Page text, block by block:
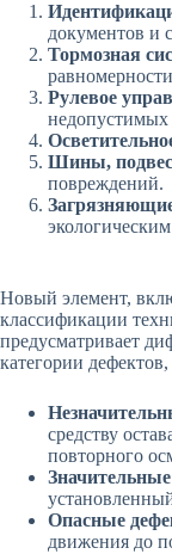
документов и
Тормозная
Рулевое
Шины,
повреждений.
Новый элемент,
классификации
предусматривает
категории
средству
повторного
Опасные
движения до